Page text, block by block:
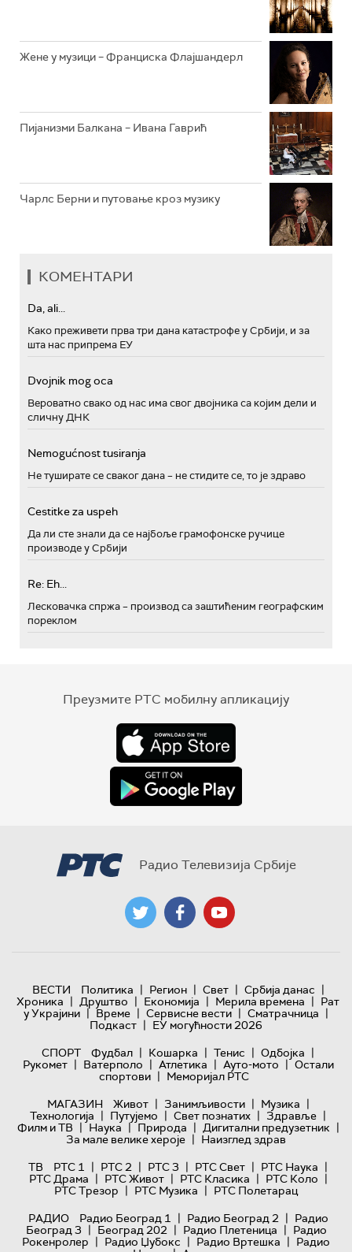
Жене у музици – Франциска Флајшандерл
Пијанизми Балкана – Ивана Гаврић
Чарлс Берни и путовање кроз музику
КОМЕНТАРИ
Da, ali...
Како преживети прва три дана катастрофе у Србији, и за
шта нас припрема ЕУ
Dvojnik mog oca
Вероватно свако од нас има свог двојника са којим дели и
сличну ДНК
Nemogućnost tusiranja
Не туширате се сваког дана – не стидите се, то је здраво
Cestitke za uspeh
Да ли сте знали да се најбоље грамофонске ручице
производе у Србији
Re: Eh...
Лесковачка спржа – производ са заштићеним географским
пореклом
Преузмите РТС мобилну апликацију
Радио Телевизија Србије
ВЕСТИ Политика | Регион | Свет | Србија данас |
Хроника | Друштво | Економија | Мерила времена | Рат
у Украјини | Време | Сервисне вести | Сматрачница |
Подкаст | ЕУ могућности 2026
СПОРТ
Фудбал | Кошарка | Тенис | Одбојка |
Рукомет | Ватерполо | Атлетика | Ауто-мото | Остали
спортови | Меморијал РТС
МАГАЗИН
Живот | Занимљивости | Музика |
Технологијa | Путујемо | Свет познатих | Здравље |
Филм и ТВ | Наука | Природа | Дигитални предузетник |
За мале велике хероје | Наизглед здрав
ТВ
РТС 1 | РТС 2 | РТС 3 | РТС Свет | РТС Наука |
РТС Драма | РТС Живот | РТС Класика | РТС Коло |
РТС Трезор | РТС Музика | РТС Полетарац
РАДИО
Радио Београд 1 | Радио Београд 2 | Радио
Београд 3 | Београд 202 | Радио Плетеница | Радио
Рокенролер | Радио Џубокс | Радио Вртешка | Радио